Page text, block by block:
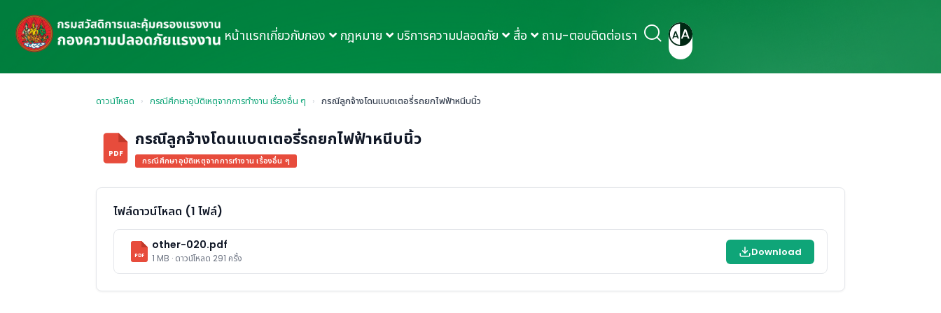
หน้าแรกเกี่ยวกับกอง กฎหมาย บริการความปลอดภัย สื่อ ถาม-ตอบติดต่อเรา
ดาวน์โหลด › กรณีศึกษาอุบัติเหตุจากการทำงาน เรื่องอื่น ๆ › กรณีลูกจ้างโดนแบตเตอรี่รถยกไฟฟ้าหนีบนิ้ว
PDF
กรณีลูกจ้างโดนแบตเตอรี่รถยกไฟฟ้าหนีบนิ้ว
กรณีศึกษาอุบัติเหตุจากการทำงาน เรื่องอื่น ๆ
ไฟล์ดาวน์โหลด (1 ไฟล์)
PDF
other-020.pdf
1 MB · ดาวน์โหลด 291 ครั้ง Download